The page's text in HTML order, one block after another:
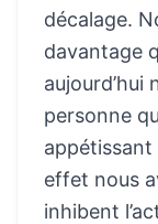
décalage.
davantage
aujourd’hui
personne
appétissant
effet nous
inhibent